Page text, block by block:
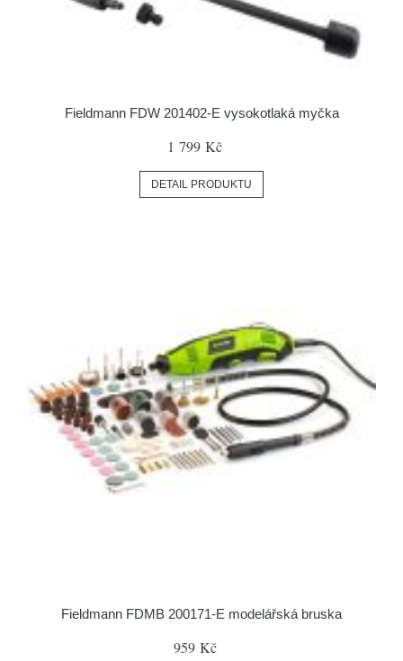
Fieldmann FDW 201402-E vysokotlaká myčka
1 799 Kč
DETAIL PRODUKTU
Fieldmann FDMB 200171-E modelářská bruska
959 Kč